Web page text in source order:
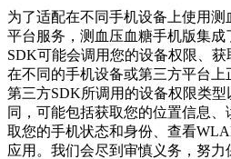
为了适配在不同手机设备上使用
平台服务，测血压血糖手机版集
SDK可能会调用您的设备权限、
在不同的手机设备或第三方平台
第三方SDK所调用的设备权限类
同，可能包括获取您的位置信息
取您的手机状态和身份、查看
应用。我们会尽到审慎义务，努